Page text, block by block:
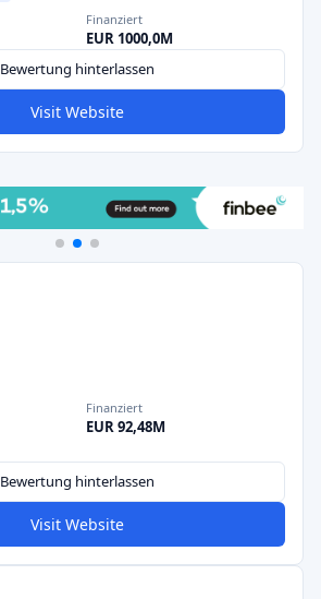
Finanziert
EUR 1000,0M
Bewertung hinterlassen
Visit Website
Finanziert
EUR 92,48M
Bewertung hinterlassen
Visit Website